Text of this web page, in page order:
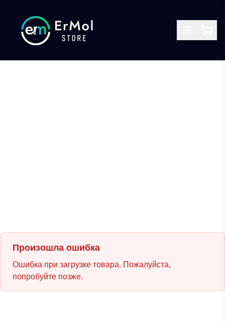
Произошла ошибка
Ошибка при загрузке товара. Пожалуйста,
попробуйте позже.